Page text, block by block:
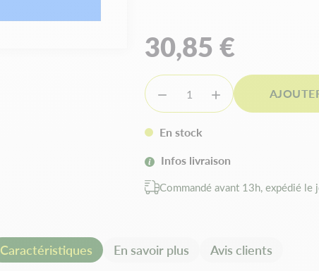
Type de lame :droite
Coupe :
Alésage central :Etoilé 6 pointes
Alésage extérieur : 13 mm
Entraxe :85 mm
Epaisseur :
Coupe à gauche | Se monte
Profil haute ventilation
30,85 €
 
En stock
Infos livraison
Commandé avant 13h, expédié le
Caractéristiques En savoir plus Avis clients